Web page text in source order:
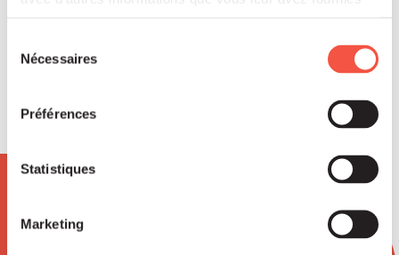
Nécessaires
Préférences
Statistiques
Marketing
Newsletter